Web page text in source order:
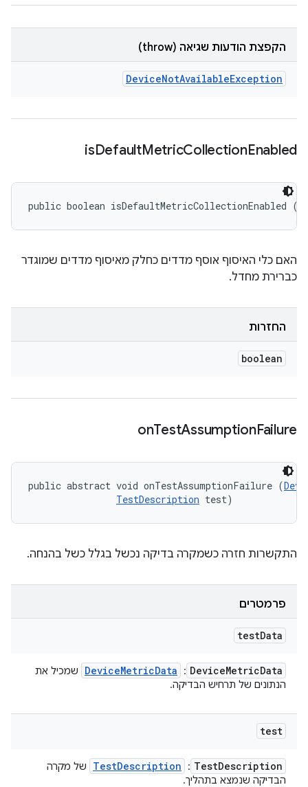
הקפצת הודעות שגיאה (throw)
DeviceNotAvailableException
isDefaultMetricCollectionEnabled
public boolean isDefaultMetricCollectionEnabled ()
האם כלי האיסוף אוסף מדדים כחלק מאיסוף מדדים שמוגדר
כברירת מחדל.
החזרות
boolean
onTestAssumptionFailure
public abstract void onTestAssumptionFailure (
TestDescription test)
התקשרות חזרה כשמקרה בדיקה נכשל בגלל כשל בהנחה.
פרמטרים
testData
DeviceMetricData
:
DeviceMetricData
שמכיל את
הנתונים של תרחיש הבדיקה.
test
TestDescription
:
TestDescription
של מקרה
הבדיקה שנמצא בתהליך.